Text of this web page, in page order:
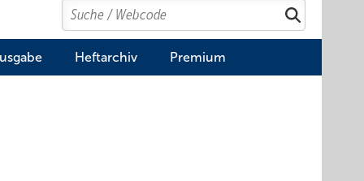
Search
Suchen
Heftarchiv Premium